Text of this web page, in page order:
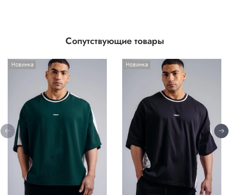
Сопутствующие товары
Новинка Новинка